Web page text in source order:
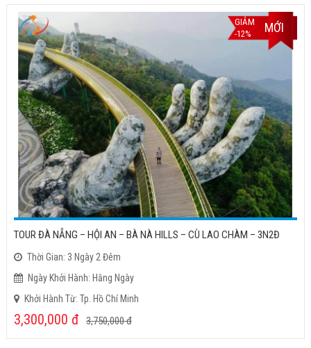
GIẢM
-12%
MỚI
TOUR ĐÀ NẴNG – HỘI AN – BÀ NÀ HILLS – CÙ LAO CHÀM – 3N2Đ
Thời Gian: 3 Ngày 2 Đêm
Ngày Khởi Hành: Hằng Ngày
Khởi Hành Từ: Tp. Hồ Chí Minh
3,300,000 đ 3,750,000đ